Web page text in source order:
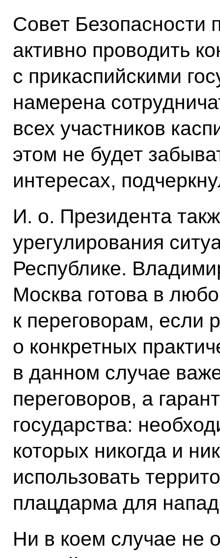
Совет
активно проводить
с прикаспийскими
намерена
всех участников
этом не будет
интересах,
И. о. Президента
урегулирования
Республике.
Москва готова в
к переговорам, если
о конкретных
в данном случае
переговоров, а
государства:
которых никогда и
использовать
плацдарма для
Ни в коем случае не